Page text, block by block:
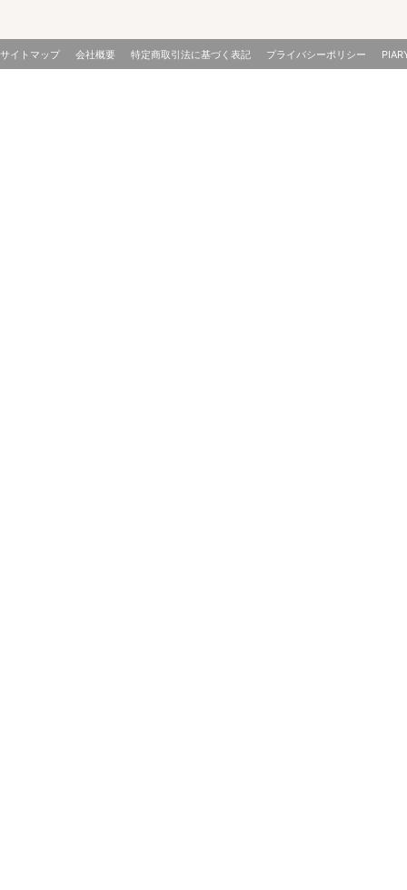
サイトマップ 会社概要 特定商取引法に基づく表記 プライバシーポリシー